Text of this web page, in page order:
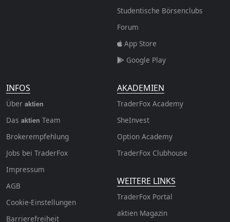
Studentische Börsenclubs
Forum
App Store
Google Play
INFOS
Über aktien
Das aktien Team
Brokerempfehlung
Jobs bei TraderFox
Impressum
AGB
Cookie-Einstellungen
Barrierefreiheit
AKADEMIEN
TraderFox Academy
SheInvest
Option Academy
TraderFox Clubhouse
WEITERE LINKS
TraderFox Portal
aktien Magazin